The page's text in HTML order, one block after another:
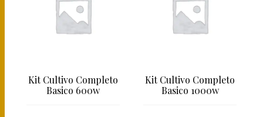
Kit Cultivo Completo
Basico 600w
Kit Cultivo Completo
Basico 1000w